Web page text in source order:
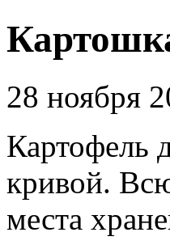
28 ноября
Картофель
кривой.
места